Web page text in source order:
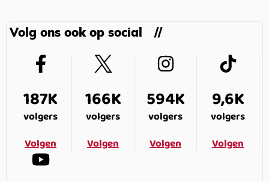
Volg ons ook op social
187K
volgers
Volgen
166K
volgers
Volgen
594K
volgers
Volgen
9,6K
volgers
Volgen